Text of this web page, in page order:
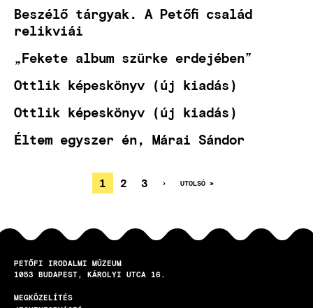
Beszélő tárgyak. A Petőfi család
relikviái
„Fekete album szürke erdejében”
Ottlik képeskönyv (új kiadás)
Ottlik képeskönyv (új kiadás)
Éltem egyszer én, Márai Sándor
OLDALSZÁMOZÁS
JELENLEGI
OLDAL
1 OLDAL
2 OLDAL
3
KÖVETKEZŐ
›
UTOLSÓ
UTOLSÓ »
PETŐFI IRODALMI MÚZEUM
1053
BUDAPEST KÁROLYI UTCA 16.
MEGKÖZELÍTÉS